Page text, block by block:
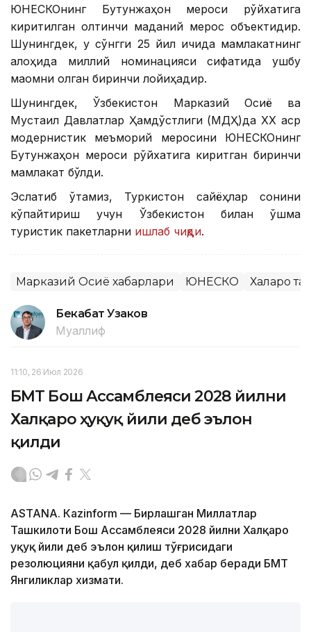
ЮНEСКОнинг Бутунжаҳон мероси рўйхатига
киритилган олтинчи маданий мерос объектидир.
Шунингдек, у сўнгги 25 йил ичида мамлакатнинг
алоҳида миллий номинацияси сифатида ушбу
мақомни олган биринчи лойиҳадир.
Шунингдек, Ўзбекистон Марказий Осиё ва
Мустақил Давлатлар Ҳамдўстлиги (МДҲ)да ХХ аср
модернистик меъморий меросини ЮНEСКОнинг
Бутунжаҳон мероси рўйхатига киритган биринчи
мамлакат бўлди.
Эслатиб ўтамиз, Туркистон сайёҳлар сонини
кўпайтириш учун Ўзбекистон билан қўшма
туристик пакетларни ишлаб чиқди.
Марказий Осиё хабарлари ЮНЕСКО Халқаро
Бекабат Узаков
Муаллиф
11:10, 26 Июл 2026
БМТ Бош Ассамблеяси 2028 йилни
Халқаро ҳуқуқ йили деб эълон
қилди
ASTANА. Кazinform — Бирлашган Миллатлар
Ташкилоти Бош Ассамблеяси 2028 йилни Халқаро
ҳуқуқ йили деб эълон қилиш тўғрисидаги
резолюцияни қабул қилди, деб хабар беради БМТ
Янгиликлар хизмати.